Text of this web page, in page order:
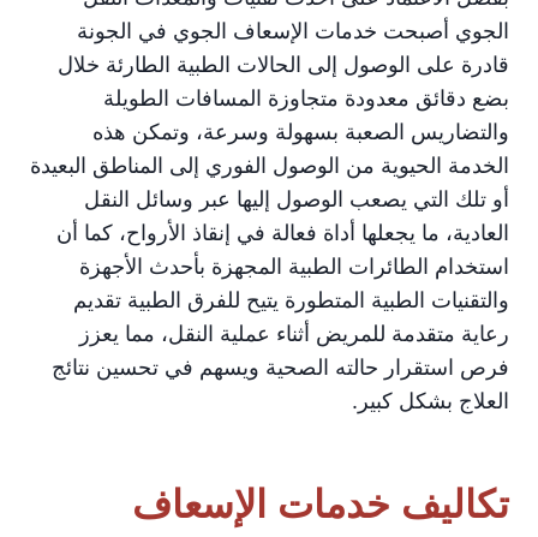
الجوي أصبحت خدمات الإسعاف الجوي في الجونة
قادرة على الوصول إلى الحالات الطبية الطارئة خلال
بضع دقائق معدودة متجاوزة المسافات الطويلة
والتضاريس الصعبة بسهولة وسرعة، وتمكن هذه
الخدمة الحيوية من الوصول الفوري إلى المناطق البعيدة
أو تلك التي يصعب الوصول إليها عبر وسائل النقل
العادية، ما يجعلها أداة فعالة في إنقاذ الأرواح، كما أن
استخدام الطائرات الطبية المجهزة بأحدث الأجهزة
والتقنيات الطبية المتطورة يتيح للفرق الطبية تقديم
رعاية متقدمة للمريض أثناء عملية النقل، مما يعزز
فرص استقرار حالته الصحية ويسهم في تحسين نتائج
العلاج بشكل كبير.
تكاليف خدمات الإسعاف